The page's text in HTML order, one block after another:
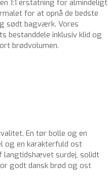
1:1 erstatning for almindeligt
for at opnå de bedste
sødt bagværk. Vores
bestanddele inklusiv klid og
brødvolumen.
En tør bolle og en
og en karakterfuld ost
langtidshævet surdej, solidt
godt dansk brød og ost